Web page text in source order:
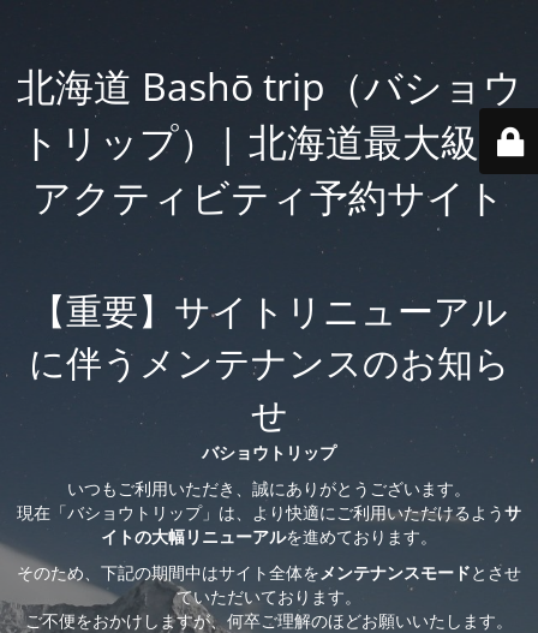
北海道 Bashō trip（バショウ
トリップ）| 北海道最大級の
アクティビティ予約サイト
【重要】サイトリニューアル
に伴うメンテナンスのお知ら
せ
バショウトリップ
いつもご利用いただき、誠にありがとうございます。
現在「バショウトリップ」は、より快適にご利用いただけるようサ
イトの大幅リニューアルを進めております。
そのため、下記の期間中はサイト全体をメンテナンスモードとさせ
ていただいております。
ご不便をおかけしますが、何卒ご理解のほどお願いいたします。